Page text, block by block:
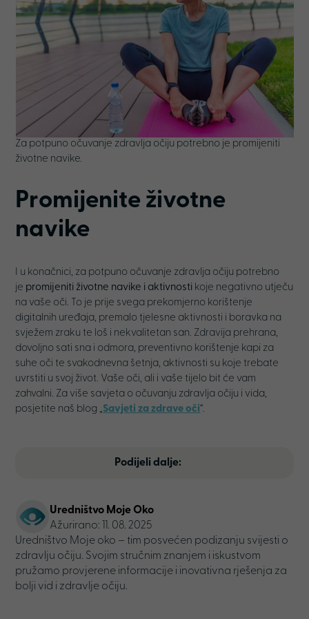
Za potpuno očuvanje zdravlja očiju potrebno je promijeniti
životne navike.
Promijenite životne
navike
I u konačnici, za potpuno očuvanje zdravlja očiju potrebno
je promijeniti životne navike i aktivnosti koje negativno utječu
na vaše oči. To je prije svega prekomjerno korištenje
digitalnih uređaja, premalo tjelesne aktivnosti i boravka na
svježem zraku te loš i nekvalitetan san. Zdravija prehrana,
dovoljno sati sna i odmora, preventivno korištenje kapi za
suhe oči te svakodnevna šetnja, aktivnosti su koje trebate
uvrstiti u svoj život. Vaše oči, ali i vaše tijelo bit će vam
zahvalni. Za više savjeta o očuvanju zdravlja očiju i vida,
posjetite naš blog „Savjeti za zdrave oči“.
Podijeli dalje:
Uredništvo Moje Oko
Ažurirano: 11. 08. 2025
Uredništvo Moje oko – tim posvećen podizanju svijesti o
zdravlju očiju. Svojim stručnim znanjem i iskustvom
pružamo provjerene informacije i inovativna rješenja za
bolji vid i zdravlje očiju.